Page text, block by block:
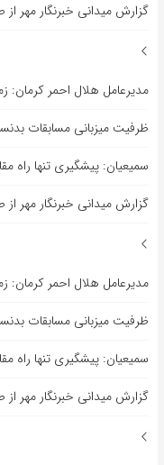
گزارش میدانی خبرنگار مهر
مدیرعامل هلال احمر کرمان: زمین لرزه ۴.۶ ریشتری
ظرفیت میزبانی مسابقات
سمیعیان: پیشگیری تنها راه
گزارش میدانی خبرنگار مهر
مدیرعامل هلال احمر کرمان: زمین لرزه ۴.۶ ریشتری
ظرفیت میزبانی مسابقات
سمیعیان: پیشگیری تنها راه
گزارش میدانی خبرنگار مهر